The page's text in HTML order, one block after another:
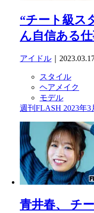
“チート級ス
ん自信ある
アイドル ｜
スタイル
ヘアメイク
モデル
週刊FLASH 2023年3
青井春、 チ